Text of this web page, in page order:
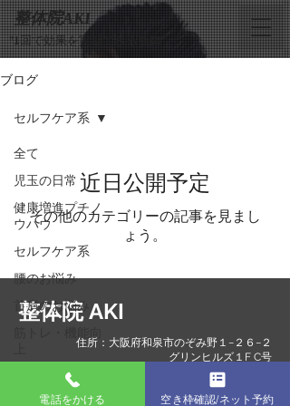
整体院AKI
”1回で効果を実感できる整体”
ブログ
全て
児玉の日常
健康増進プチノ
ウハウ
セルフケア系
腰のお悩み
首肩のお悩み
−10歳アンチエ
イジング
セルフケア系
近日公開予定
その他のカテゴリーの記事を見まし
ょう。
整体院 AKI
住所：大阪府和泉市のぞみ野１−２６−２
グリンヒルズ１F C号
TEL：０８０-４２３７-８１００
​営業時間：０９：３０〜２２：００
最終受付２０：３０ 不定休
電話をかける 空き枠確認/ネット予約